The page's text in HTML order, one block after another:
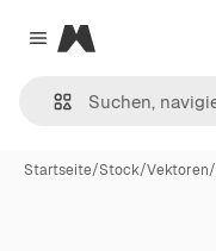
Close menu
Magnific
Startseite/Stock/Vektoren/